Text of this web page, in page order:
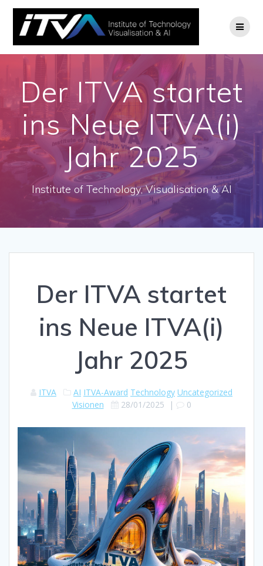
Zum
Inhalt
springen
Der ITVA startet
ins Neue ITVA(i)
Jahr 2025
Institute of Technology, Visualisation & AI
Der ITVA startet
ins Neue ITVA(i)
Jahr 2025
ITVA AI ITVA-Award Technology Uncategorized
Visionen
28/01/2025 | 0